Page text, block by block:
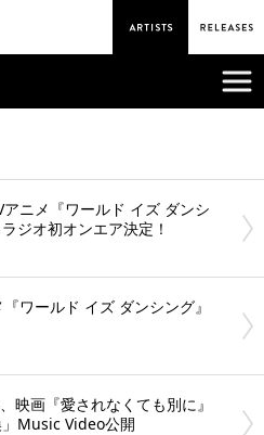
ニメ『ワールド イズ ダンシ
ジオ初オンエア決定！
ワールド イズ ダンシング』
映画『愛されなくても別に』
Music Video公開